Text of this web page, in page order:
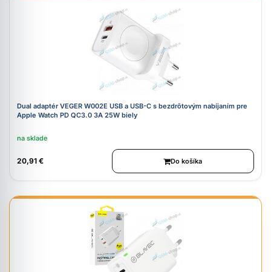
Dual adaptér VEGER W002E USB a USB-C s bezdrôtovým nabíjaním pre
Apple Watch PD QC3.0 3A 25W biely
na sklade
20,91 € Do košíka